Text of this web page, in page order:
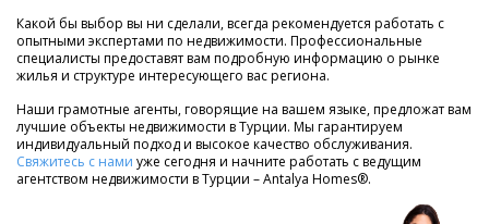
Какой бы выбор вы ни сделали, всегда рекомендуется работать с
опытными экспертами по недвижимости. Профессиональные
специалисты предоставят вам подробную информацию о рынке
жилья и структуре интересующего вас региона.
Наши грамотные агенты, говорящие на вашем языке, предложат вам
лучшие объекты недвижимости в Турции. Мы гарантируем
индивидуальный подход и высокое качество обслуживания.
Свяжитесь с нами уже сегодня и начните работать с ведущим
агентством недвижимости в Турции – Antalya Homes®.